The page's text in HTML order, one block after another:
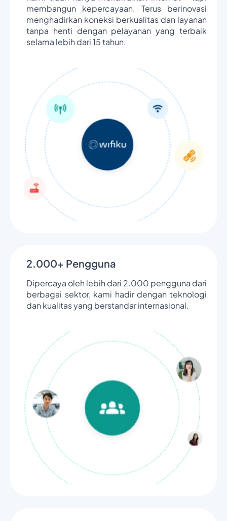
membangun kepercayaan. Terus berinovasi
menghadirkan koneksi berkualitas dan layanan
tanpa henti dengan pelayanan yang terbaik
selama lebih dari 15 tahun.
2.000+ Pengguna
Dipercaya oleh lebih dari 2.000 pengguna dari
berbagai sektor, kami hadir dengan teknologi
dan kualitas yang berstandar internasional.